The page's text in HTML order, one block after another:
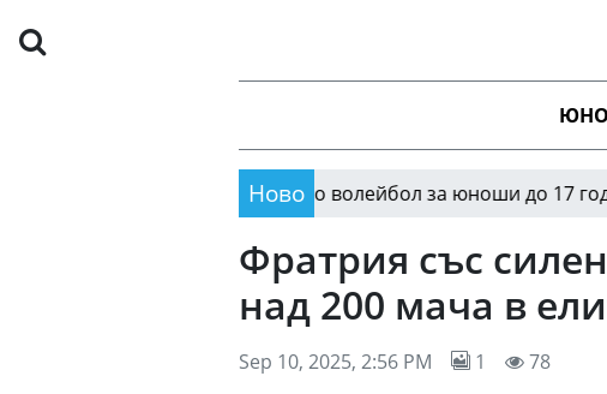
Ново
Националният отбор по волейбол за юноши до 17 години
Фратрия със
над 200 мача в
Sep 10, 2025, 2:56 PM 1 78